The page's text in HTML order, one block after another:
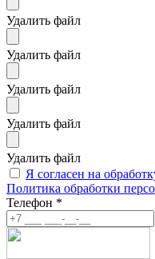
Удалить файл
Удалить файл
Удалить файл
Удалить файл
Удалить файл
Я согласен на
Политика обработки
Телефон *